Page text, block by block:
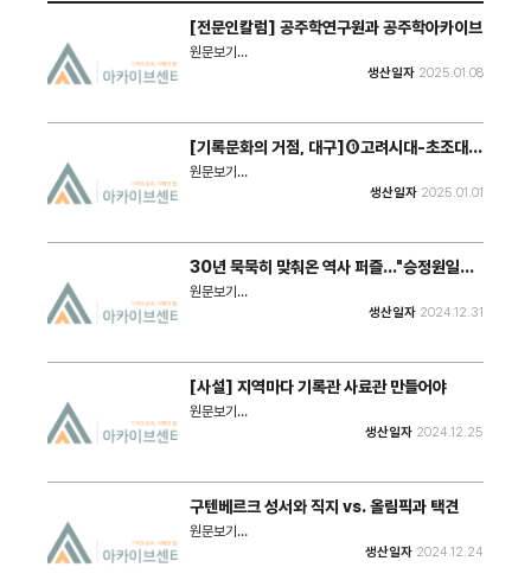
[전문인칼럼] 공주학연구원과 공주학아카이브
원문보기
: https://www.daejonilbo.com/news/
학 진흥조례를 제정하고 진흥사업을 추진하고 있다. 충
청권에서는 대전, 충북, 충남, 세종 뿐 아니라 천안, 아
산, 충주 등이 조례를 제정하고 지역의 정체성 확립과 삶
의 질 제고, 지역공동체 활성화 방안을 모색하고 있다.
생산일자 2025.01.08
[기록문화의 거점, 대구]①고려시대-초조대장
경
원문보기
: https://www.idaegu.com/news/articleView.html?
가 된다’는 말도 있다. 기록문화의 가치를 강조한 표현들
이다. 인간의 기억은 시간이 지나면서 잊혀지고 변형된
다. 하지만 기록은 원형을 그대로 보존할 수 있다. 이 기
록이 차곡차곡 쌓이면 역사가 되는 것이며, 그 역사가 인
류의 과거와 미래를 이어주게 된다.
생산일자 2025.01.01
30년 묵묵히 맞춰온 역사 퍼즐…"승정원일기
번역은 신문 읽기"
원문보기
: https://www.yna.co.kr/view/
의 전신인 민족문화추진회 시절부터 꾸준히 해온 역사의
'퍼즐' 맞추기다.
생산일자 2024.12.31
[사설] 지역마다 기록관 사료관 만들어야
원문보기
: http://www.sjbnews.com/news/news.php?
에서 민간이 소장하고 있는 귀중한 역사 기록물과 생활
자료들이 사장되지 않도록 잘 수집·관리되어야 한다. 이
에 전주시, 익산시, 김제시, 전북특별자치도 등 지방자치
단체가 선제적으로 민간기록물을 수집하고자 하는 다양
한 방법을 시도하는 바, 대표적 방법론으로 시민참여형
기록물 수집공모전을 시행하고 있다.
생산일자 2024.12.25
구텐베르크 성서와 직지 vs. 올림픽과 택견
원문보기
: https://www.newsis.com/view/
생산일자 2024.12.24